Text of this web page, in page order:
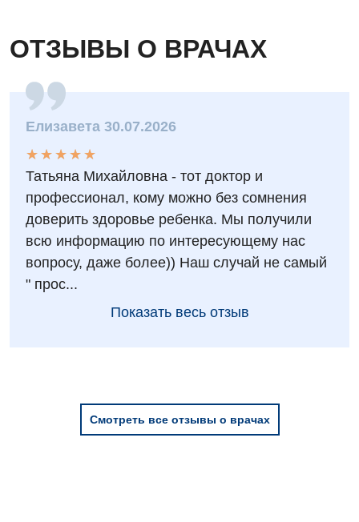
ОТЗЫВЫ О ВРАЧАХ
Елизавета 30.07.2026
★
★
★
★
★
★ ★ ★ ★ ★
Татьяна Михайловна - тот доктор и
профессионал, кому можно без сомнения
доверить здоровье ребенка. Мы получили
всю информацию по интересующему нас
вопросу, даже более)) Наш случай не самый
" прос...
Показать весь отзыв
Смотреть все отзывы о врачах